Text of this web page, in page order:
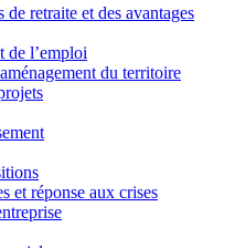
retraite et des avantages
de l’emploi
du territoire
et réponse aux crises